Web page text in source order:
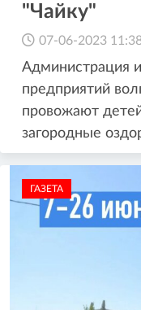
"Чайку"
07-06-2023
Администрация
предприятий
провожают
загородные
ГАЗЕТА